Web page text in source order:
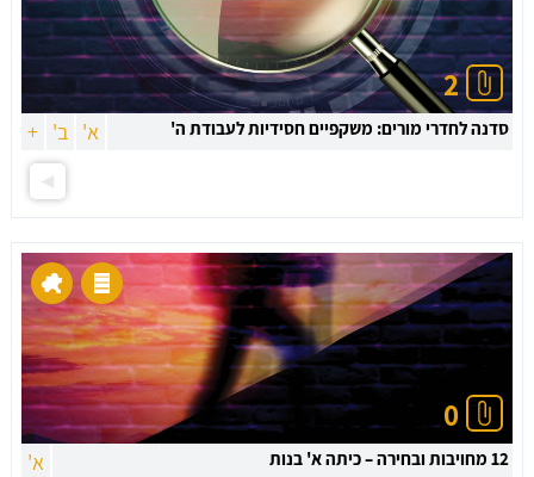
2
סדנה לחדרי מורים: משקפיים חסידיות לעבודת ה' א' ב' +
0
12 מחויבות ובחירה – כיתה א' בנות א'